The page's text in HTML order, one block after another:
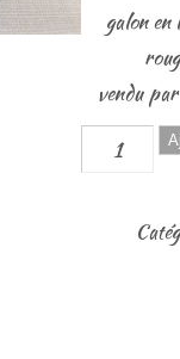
galon
vendu
quantité
de